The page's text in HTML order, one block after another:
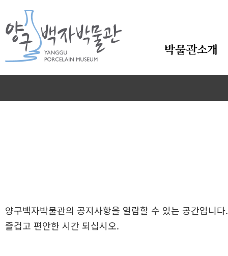
박물관소개
양구백자박물관의 공지사항을 열람할 수 있는 공간입니다.
즐겁고 편안한 시간 되십시오.